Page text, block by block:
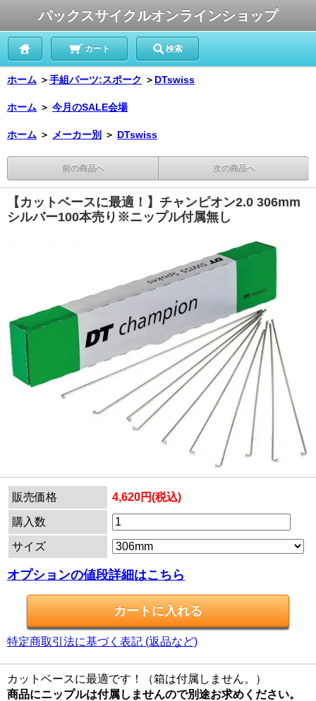
パックスサイクルオンラインショップ
カート 検索
ホーム ＞手組パーツ:スポーク ＞ DTswiss
ホーム ＞ 今月のSALE会場
ホーム ＞ メーカー別 ＞ DTswiss
前の商品へ 次の商品へ
【カットベースに最適！】チャンピオン2.0 306mm
シルバー100本売り※ニップル付属無し
販売価格 4,620円(税込)
購入数
サイズ
オプションの値段詳細はこちら
特定商取引法に基づく表記 (返品など)
カットベースに最適です！（箱は付属しません。）
商品にニップルは付属しませんので別途お求めください。